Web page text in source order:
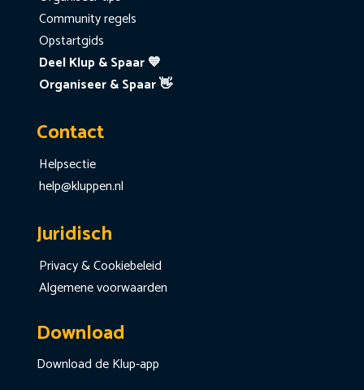
Community regels
Opstartgids
Deel Klup & Spaar 💙
Organiseer & Spaar 👋
Contact
Helpsectie
help@kluppen.nl
Juridisch
Privacy & Cookiebeleid
Algemene voorwaarden
Download
Download de Klup-app